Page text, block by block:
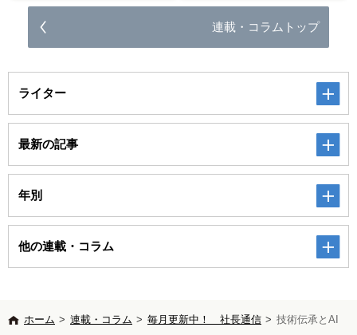
連載・コラムトップ
ライター
最新の記事
年別
他の連載・コラム
ホーム > 連載・コラム > 毎月更新中！ 社長通信 > 技術伝承とAI